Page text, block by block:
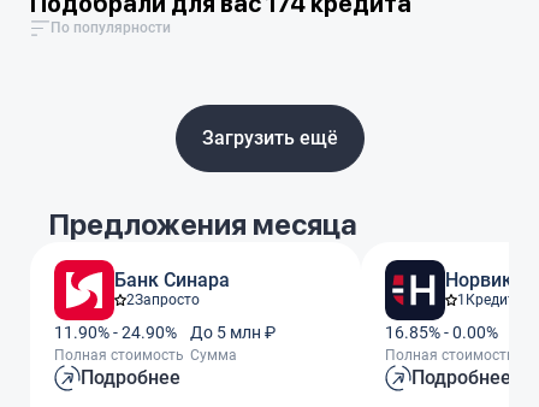
По популярности
Загрузить ещё
Предложения месяца
Банк Синара
2Запросто
11.90% - 24.90%
Полная стоимость
До 5 млн ₽
Сумма
Подробнее
Норвик
1 Кредит
16.85% - 0.00%
Полная стоимость
Подробнее